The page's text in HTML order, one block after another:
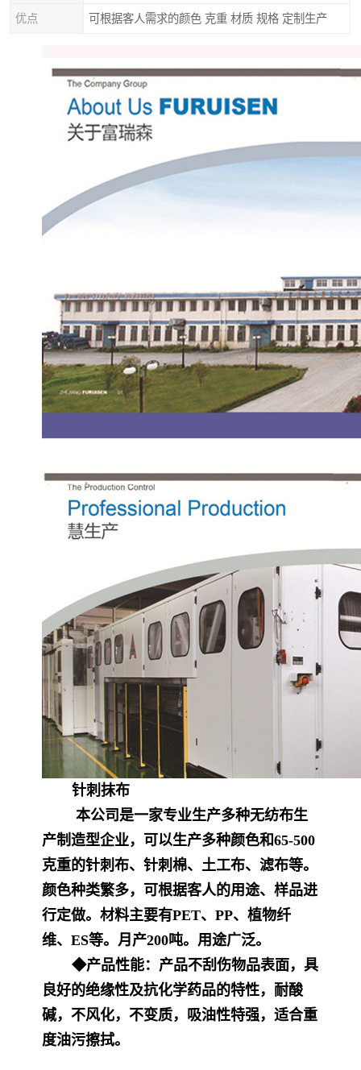
优点 可根据客人需求的颜色 克重 材质 规格 定制生产
针刺抹布
本公司是一家专业生产多种无纺布生
产制造型企业，可以生产多种颜色和65-500
克重的针刺布、针刺棉、土工布、滤布等。
颜色种类繁多，可根据客人的用途、样品进
行定做。材料主要有PET、 PP、植物纤
维、 ES等。月产200吨。用途广泛。
◆产品性能：产品不刮伤物品表面，具
良好的绝缘性及抗化学药品的特性，耐酸
碱，不风化，不变质，吸油性特强，适合重
度油污擦拭。